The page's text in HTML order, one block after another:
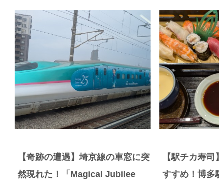
【奇跡の遭遇】埼京線の車窓に突
然現れた！「Magical Jubilee
【駅チカ寿
すすめ！博多